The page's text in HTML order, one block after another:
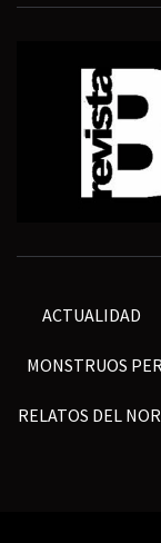
ACTUALIDAD
MONSTRUOS
RELATOS DEL